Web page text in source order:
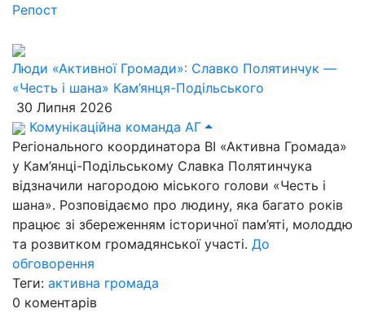
Репост
Люди «Активної Громади»: Славко Полятинчук —
«Честь і шана» Кам’янця-Подільського
30 Липня 2026
Комунікаційна команда АГ
Регіонального координатора ВІ «Активна Громада»
у Кам’янці-Подільському Славка Полятинчука
відзначили нагородою міського голови «Честь і
шана». Розповідаємо про людину, яка багато років
працює зі збереженням історичної пам’яті, молоддю
та розвитком громадянської участі. До
обговорення
Теги: активна громада
0 коментарів